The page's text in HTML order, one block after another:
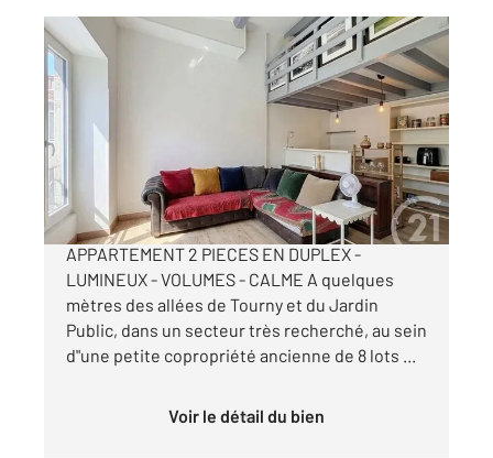
BORDEAUX 33
38 m
2
Ref : 26725
Appartement T2 à vendre
165 000 €
RUE DU PALAIS GALLIEN - BORDEAUX CENTRE
APPARTEMENT 2 PIECES EN DUPLEX -
LUMINEUX - VOLUMES - CALME A quelques
mètres des allées de Tourny et du Jardin
Public, dans un secteur très recherché, au sein
d"une petite copropriété ancienne de 8 lots ...
Voir le détail du bien